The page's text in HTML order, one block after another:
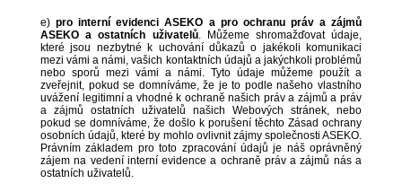
e)pro interní evidenci ASEKO a pro ochranu práv a zájmů
ASEKO a ostatních uživatelů. Můžeme shromažďovat údaje,
které jsou nezbytné k uchování důkazů o jakékoli komunikaci
mezi vámi a námi, vašich kontaktních údajů a jakýchkoli problémů
nebo sporů mezi vámi a námi. Tyto údaje můžeme použít a
zveřejnit, pokud se domníváme, že je to podle našeho vlastního
uvážení legitimní a vhodné k ochraně našich práv a zájmů a práv
a zájmů ostatních uživatelů našich Webových stránek, nebo
pokud se domníváme, že došlo k porušení těchto Zásad ochrany
osobních údajů, které by mohlo ovlivnit zájmy společnosti ASEKO.
Právním základem pro toto zpracování údajů je náš oprávněný
zájem na vedení interní evidence a ochraně práv a zájmů nás a
ostatních uživatelů.